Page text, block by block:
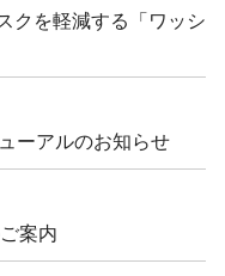
クを軽減する「ワッシ
ーアルのお知らせ
案内